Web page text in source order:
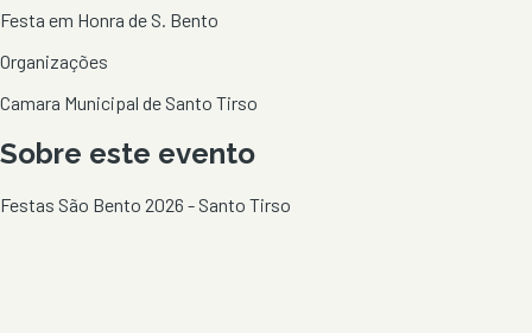
Festa em Honra de S. Bento
Organizações
Camara Municipal de Santo Tirso
Sobre este evento
Festas São Bento 2026 - Santo Tirso